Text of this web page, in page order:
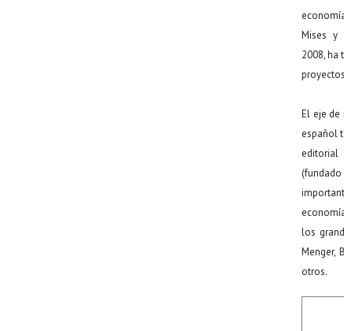
Mises y
2008, ha
El eje de
español
editorial
los
Menger,
otros.